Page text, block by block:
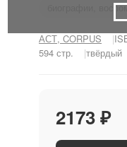
биографии,
АСТ, CORPUS
594 стр.
твёрдый
2173 ₽